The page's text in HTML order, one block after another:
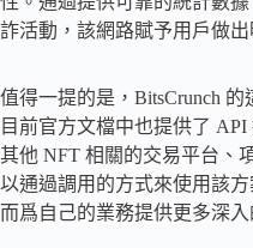
詐活動，該網路賦予用戶做出
值得一提的是，BitsCrunch 的
目前官方文檔中也提供了
其他 NFT 相關的交易平台、
以通過調用的方式來使用該
而爲自己的業務提供更多深入